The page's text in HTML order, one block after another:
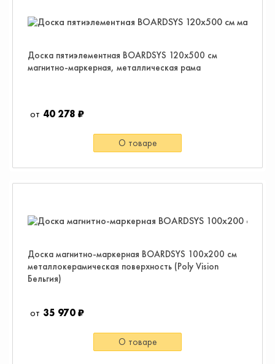
Доска пятиэлементная BOARDSYS 120х500 см
магнитно-маркерная, металлическая рама
40 278 ₽
О товаре
Доска магнитно-маркерная BOARDSYS 100х200 см
металлокерамическая поверхность (Poly Vision
Бельгия)
35 970 ₽
О товаре